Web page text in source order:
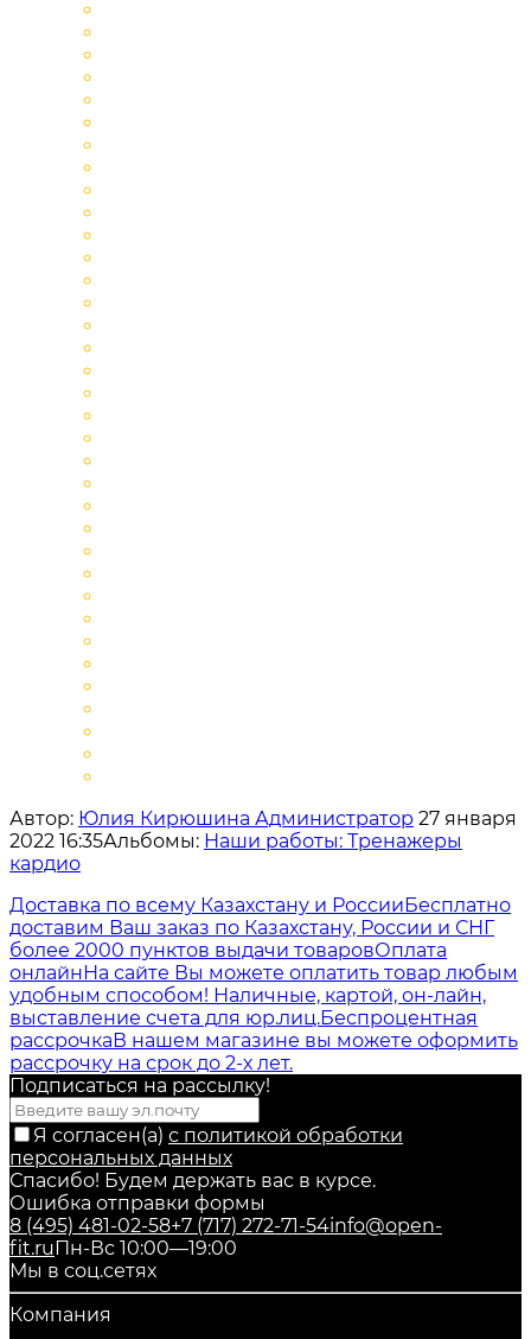
Автор: Юлия Кирюшина Администратор 27 января
2022 16:35Альбомы: Наши работы: Тренажеры
кардио
Доставка по всему Казахстану и РоссииБесплатно
доставим Ваш заказ по Казахстану, России и СНГ
более 2000 пунктов выдачи товаровОплата
онлайнНа сайте Вы можете оплатить товар любым
удобным способом! Наличные, картой, он-лайн,
выставление счета для юр.лиц.Беспроцентная
рассрочкаВ нашем магазине вы можете оформить
рассрочку на срок до 2-х лет.
Подписаться на рассылкy!
Я согласен(a) с политикой обработки
персональных данных
Спасибо! Будем держать вас в курсе.
Ошибка отправки формы
8 (495) 481-02-58+7 (717) 272-71-54info@open-
fit.ruПн-Вс 10:00—19:00
Мы в соц.сетях
Компания